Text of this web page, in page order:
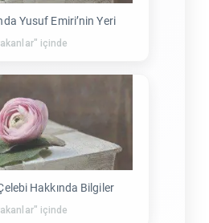
Yusuf Emiri’nin Yeri
içinde
Hakkında Bilgiler
içinde